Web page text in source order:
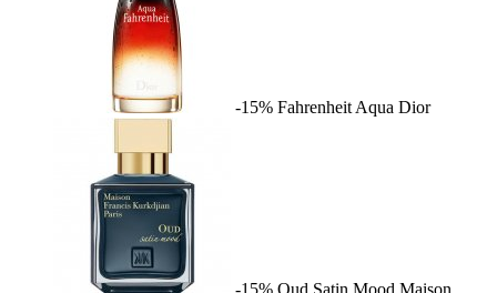
-15% Fahrenheit Aqua Dior
-15% Oud Satin Mood Maison